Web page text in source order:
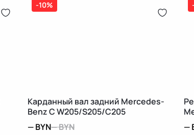
-10%
Карданный вал задний Mercedes-
Benz C W205/S205/C205
—BYN—BYN
—